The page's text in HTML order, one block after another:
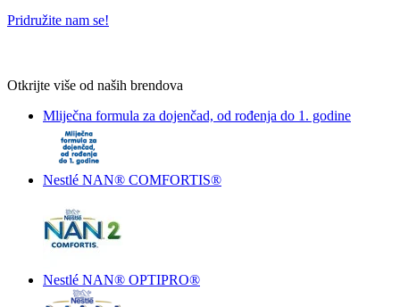
Pridružite nam se!
Otkrijte više od naših brendova
Mliječna formula za dojenčad, od rođenja do 1. godine
Nestlé NAN® COMFORTIS®
Nestlé NAN® OPTIPRO®